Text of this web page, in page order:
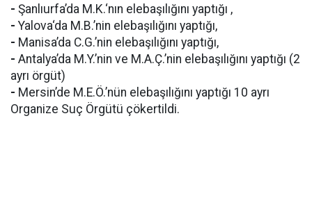
- Şanlıurfa’da M.K.‘nın elebaşılığını yaptığı ,
- Yalova‘da M.B.’nin elebaşılığını yaptığı,
- Manisa’da C.G.’nin elebaşılığını yaptığı,
- Antalya’da M.Y.’nin ve M.A.Ç.’nin elebaşılığını yaptığı (2
ayrı örgüt)
- Mersin’de M.E.Ö.’nün elebaşılığını yaptığı 10 ayrı
Organize Suç Örgütü çökertildi.